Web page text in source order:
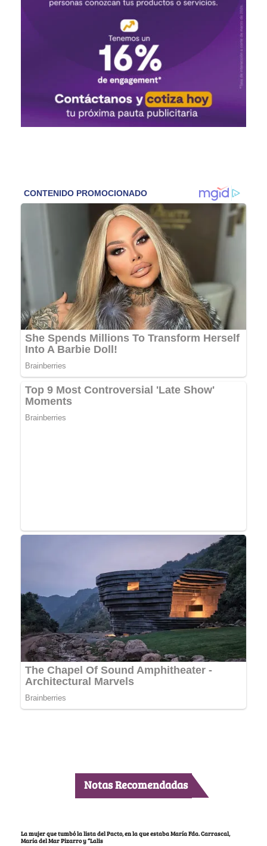
Notas Recomendadas
La mujer que tumbó la lista del Pacto, en la que estaba María Fda. Carrascal,
María del Mar Pizarro y “Lalis